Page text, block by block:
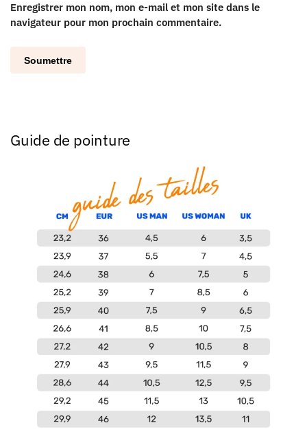
Enregistrer mon nom, mon e-mail et mon site dans le
navigateur pour mon prochain commentaire.
Guide de pointure